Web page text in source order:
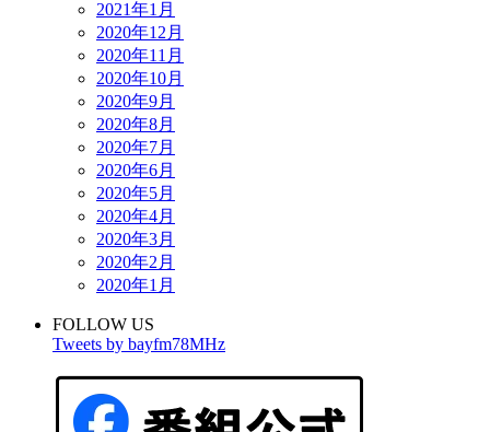
2021年1月
2020年12月
2020年11月
2020年10月
2020年9月
2020年8月
2020年7月
2020年6月
2020年5月
2020年4月
2020年3月
2020年2月
2020年1月
FOLLOW US
Tweets by bayfm78MHz